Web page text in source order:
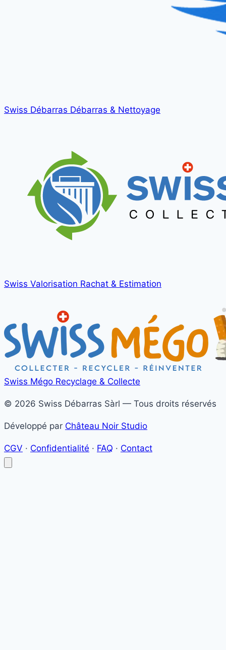
Swiss Débarras Débarras & Nettoyage
Swiss Valorisation Rachat & Estimation
Swiss Mégo Recyclage & Collecte
© 2026 Swiss Débarras Sàrl — Tous droits réservés
Développé par Château Noir Studio
CGV · Confidentialité · FAQ · Contact